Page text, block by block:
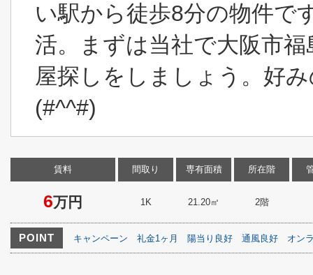
い駅から徒歩8分の物件で
活。まずは当社で大阪市
屋探しをしましょう。好
(#^^#)
賃料
6万円
間取り
1K
専有面積
21.20㎡
所在階
2階
POINT キャンペーン 礼金1ヶ月 陽当り良好 通風良好 オン